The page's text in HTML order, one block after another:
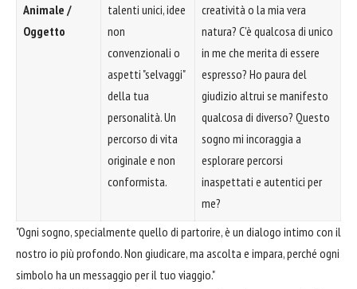
Animale /
Oggetto
talenti unici, idee
non
convenzionali o
aspetti "selvaggi"
della tua
personalità. Un
percorso di vita
originale e non
conformista.
creatività o la mia vera
natura? C'è qualcosa di unico
in me che merita di essere
espresso? Ho paura del
giudizio altrui se manifesto
qualcosa di diverso? Questo
sogno mi incoraggia a
esplorare percorsi
inaspettati e autentici per
me?
"Ogni sogno, specialmente quello di partorire, è un dialogo intimo con il
nostro io più profondo. Non giudicare, ma ascolta e impara, perché ogni
simbolo ha un messaggio per il tuo viaggio."